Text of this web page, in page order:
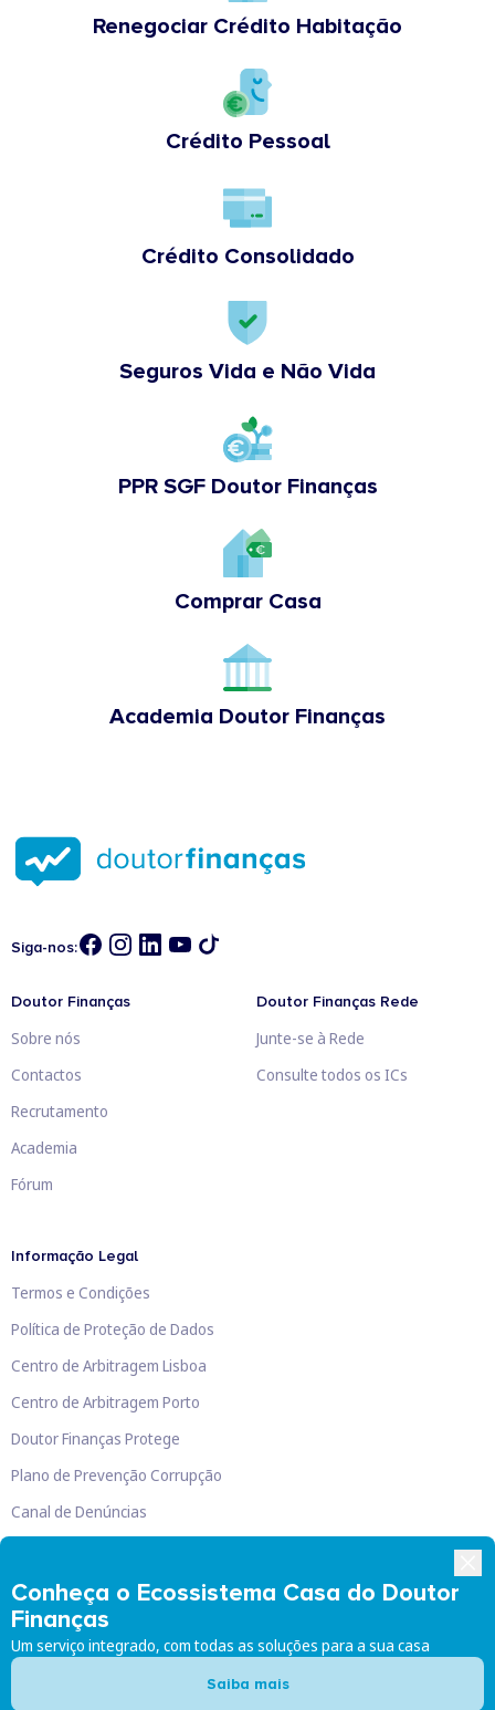
Renegociar Crédito Habitação
Crédito Pessoal
Crédito Consolidado
Seguros Vida e Não Vida
PPR SGF Doutor Finanças
Comprar Casa
Academia Doutor Finanças
Conheça o Ecossistema Casa do Doutor
Finanças
Um serviço integrado, com todas as soluções para a sua casa
Saiba mais
Siga-nos:
Doutor Finanças
Sobre nós
Contactos
Recrutamento
Academia
Fórum
Doutor Finanças Rede
Junte-se à Rede
Consulte todos os ICs
Informação Legal
Termos e Condições
Política de Proteção de Dados
Centro de Arbitragem Lisboa
Centro de Arbitragem Porto
Doutor Finanças Protege
Plano de Prevenção Corrupção
Canal de Denúncias
Doutor Finanças, Lda